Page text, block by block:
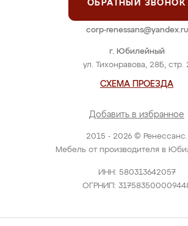
2015 - 2026 © Ренессанс.
Мебель от производителя в
ИНН: 580313642057
ОГРНИП:
г. Юбилейный
ул. Тихонравова, 28Б, стр.
СХЕМА ПРОЕЗДА
Добавить в избранное
ОБРАТНЫЙ ЗВОНОК
corp-renessans@yandex.ru